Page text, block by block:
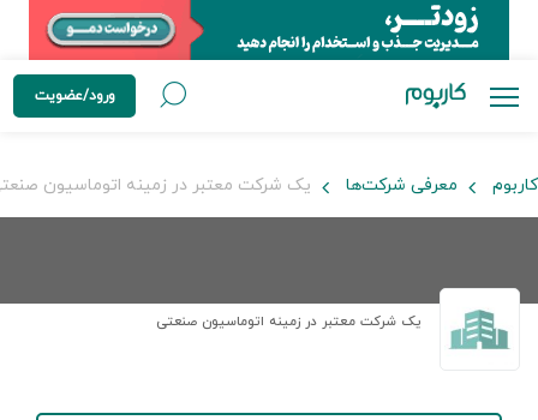
ورود/عضویت
کاربوم معرفی شرکت‌ها یک شرکت معتبر در زمینه اتوماسیون
یک شرکت معتبر در زمینه اتوماسیون صنعتی